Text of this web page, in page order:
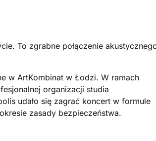
To zgrabne połączenie
w ArtKombinat w Łodzi. W ramach
organizacji studia
udało się zagrać koncert w formule
zasady bezpieczeństwa.